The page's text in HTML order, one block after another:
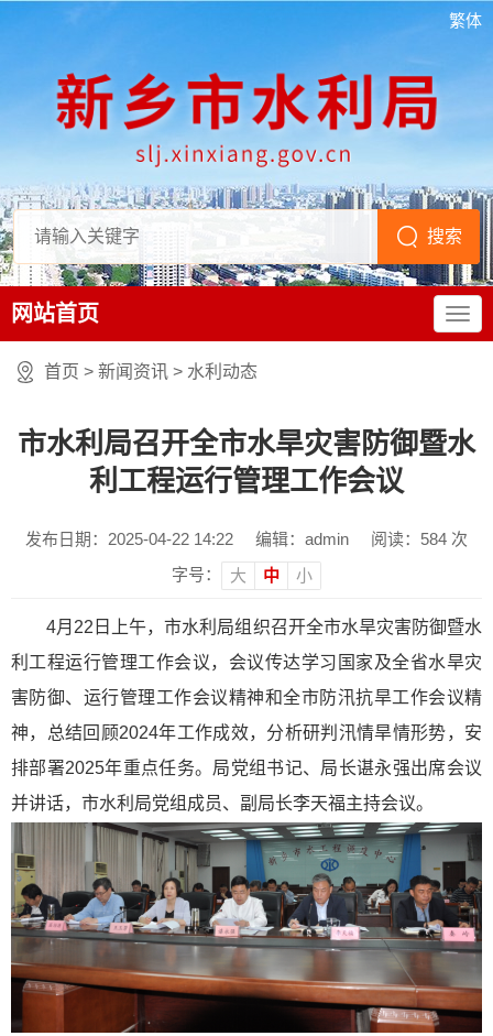
繁体
网站首页
首页 > 新闻资讯 > 水利动态
市水利局召开全市水旱灾害防御暨水
利工程运行管理工作会议
发布日期：2025-04-22 14:22 编辑：admin 阅读： 584 次
字号：
大 中 小
4月22日上午，市水利局组织召开全市水旱灾害防御暨水
利工程运行管理工作会议，会议传达学习国家及全省水旱灾
害防御、运行管理工作会议精神和全市防汛抗旱工作会议精
神，总结回顾2024年工作成效，分析研判汛情旱情形势，安
排部署2025年重点任务。局党组书记、局长谌永强出席会议
并讲话，市水利局党组成员、副局长李天福主持会议。